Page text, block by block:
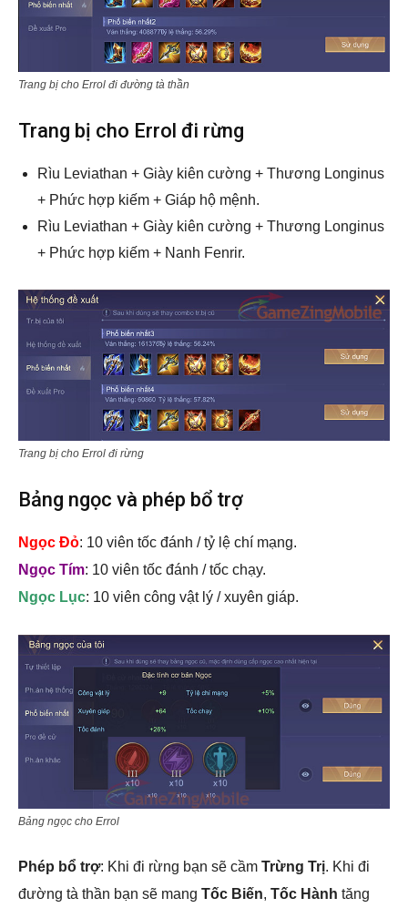
Trang bị cho Errol đi đường tà thần
Trang bị cho Errol đi rừng
Rìu Leviathan + Giày kiên cường + Thương Longinus
+ Phức hợp kiếm + Giáp hộ mệnh.
Rìu Leviathan + Giày kiên cường + Thương Longinus
+ Phức hợp kiếm + Nanh Fenrir.
Trang bị cho Errol đi rừng
Bảng ngọc và phép bổ trợ
Ngọc Đỏ: 10 viên tốc đánh / tỷ lệ chí mạng.
Ngọc Tím: 10 viên tốc đánh / tốc chạy.
Ngọc Lục: 10 viên công vật lý / xuyên giáp.
Bảng ngọc cho Errol
Phép bổ trợ: Khi đi rừng bạn sẽ cầm Trừng Trị. Khi đi
đường tà thần bạn sẽ mang Tốc Biến, Tốc Hành tăng